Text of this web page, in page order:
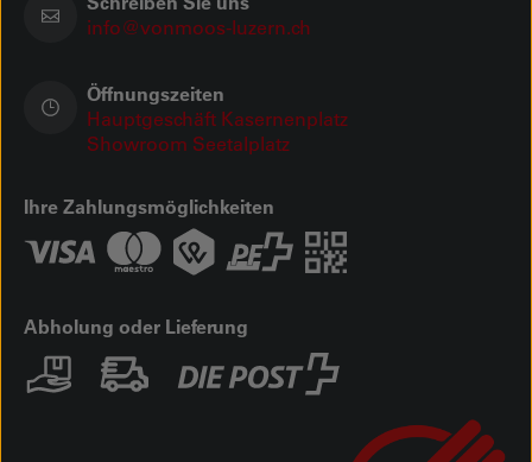
info@vonmoos-luzern.ch
Öffnungszeiten
Hauptgeschäft Kasernenplatz
Showroom Seetalplatz
Ihre Zahlungsmöglichkeiten
Abholung oder Lieferung